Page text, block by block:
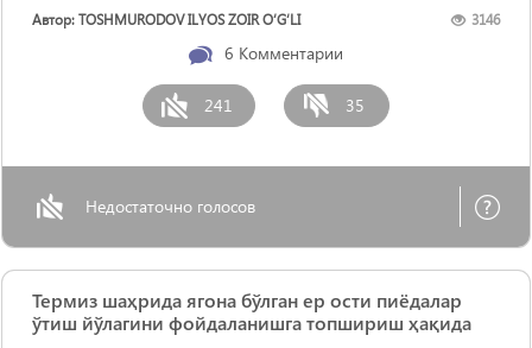
муаммоларидан бири – унинг бекатлари Тошкент шаҳрининг
Автор: TOSHMURODOV ILYOS ZOIR O‘G‘LI 3146
6 Комментарии
241 35
Недостаточно голосов
Термиз шаҳрида ягона бўлган ер ости пиёдалар
ўтиш йўлагини фойдаланишга топшириш ҳақида